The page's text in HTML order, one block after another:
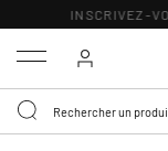
INSCRIVEZ-
Menu